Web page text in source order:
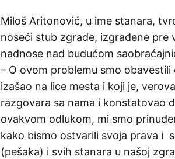
Miloš Aritonović, u ime stanara,
noseći stub zgrade, izgrađene pre
nadnose nad budućom
– O ovom problemu smo
izašao na lice mesta i koji je,
razgovara sa nama i konstatovao
ovakvom odlukom, mi smo
kako bismo ostvarili svoja prava i
(pešaka) i svih stanara u našoj